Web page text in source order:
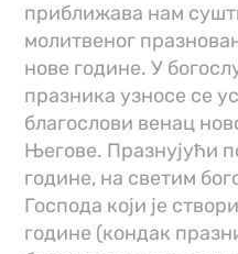
приближава нам
молитвеног
нове године. У
празника узносе се
благослови венац
Његове. Празнујући
године, на светим
Господа који је
године (кондак